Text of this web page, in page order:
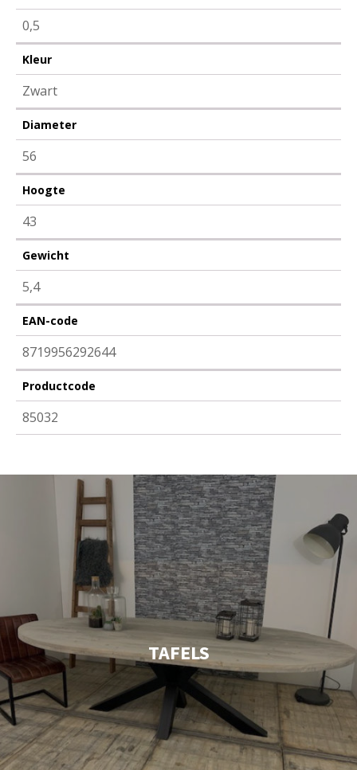
0,5
Kleur
Zwart
Diameter
56
Hoogte
43
Gewicht
5,4
EAN-code
8719956292644
Productcode
85032
TAFELS